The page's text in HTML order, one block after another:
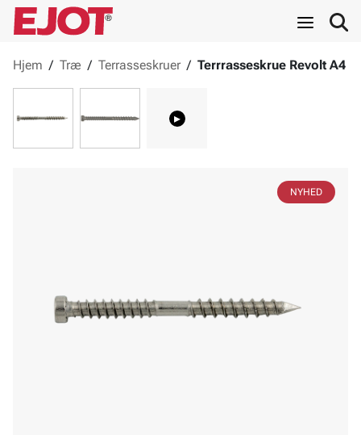
Hjem / Træ / Terrasseskruer / Terrrasseskrue Revolt A4
▸
NYHED